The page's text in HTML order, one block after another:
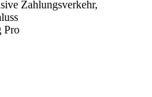
Zahlungsverkehr,
Pro